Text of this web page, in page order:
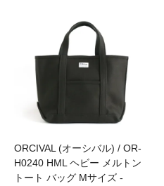
ORCIVAL (オーシバル) / OR-
H0240 HML ヘビー メルトン
トート バッグ Mサイズ -